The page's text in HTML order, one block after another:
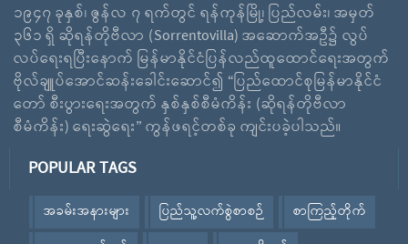
၁၉၄၇ ခုနှစ်၊ ဇွန်လ ၇ ရက်တွင် ရန်ကုန်မြို့၊ ပြည်လမ်း၊ အမှတ်
၃၆၁ ရှိ ဆိုရန်တိုဗီလာ (Sorrentovilla) အဆောက်အဦ၌ လွပ်
လပ်ရေးရပြီးနောက် မြန်မာနိုင်ငံပြန်လည်ထူထောင်ရေးအတွက်
ဗိုလ်ချူပ်အောင်ဆန်းခေါင်းဆောင်၍ “ပြည်ထောင်စုမြန်မာနိုင်ငံ
တော် စီးပွားရေးအတွက် နှစ်နှစ်စီမံကိန်း (ဆိုရန်တိုဗီလာ
စီမံကိန်း) ရေးဆွဲရေး” ကွန်ဖရင့်တစ်ခု ကျင်းပခဲ့ပါသည်။
POPULAR TAGS
အခမ်းအနားများ ပြည်သူ့လက်စွဲစာစဉ်
စာကြည့်တိုက်